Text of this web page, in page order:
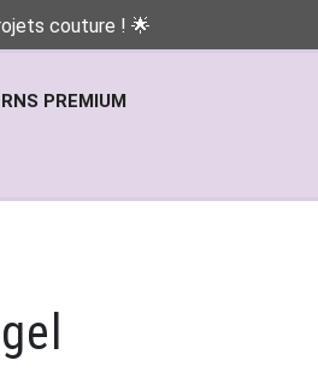
couture ! 🌟
PREMIUM